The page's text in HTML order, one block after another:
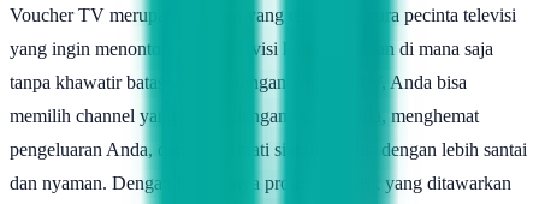
Voucher TV merupakan solusi yang tepat bagi para pecinta televisi
yang ingin menonton siaran televisi kapan saja dan di mana saja
tanpa khawatir batas waktu. Dengan voucher TV, Anda bisa
memilih channel yang sesuai dengan selera Anda, menghemat
pengeluaran Anda, dan menikmati siaran televisi dengan lebih santai
dan nyaman. Dengan banyaknya promo menarik yang ditawarkan